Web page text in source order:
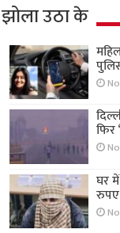
झोला उठा के
फिर
घर